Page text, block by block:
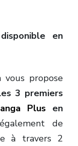
disponible en
vous propose
3 premiers
Plus en
de
à travers 2